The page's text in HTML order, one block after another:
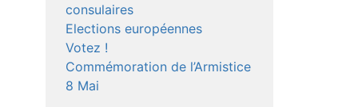
consulaires
Elections européennes
Votez !
Commémoration de l’Armistice
8 Mai